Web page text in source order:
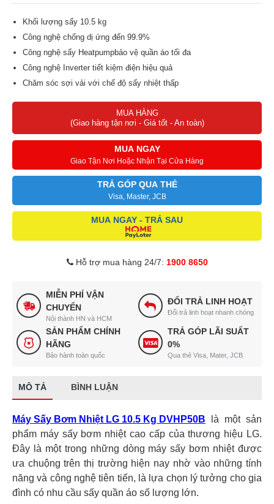
Khối lượng sấy 10.5 kg
Công nghệ chống dị ứng đến 99.9%
Công nghệ sấy Heatpumpbảo vệ quần áo tối đa
Công nghệ Inverter tiết kiệm điện hiệu quả
Chăm sóc sợi vải với chế độ sấy nhiệt thấp
Bộ lọc xơ vải 2 lớp làm sạch gấp đôi
14 chương trình sấy cùng nhiều tính năng thông minh hiện đại
Smart ThinQ™ điều khiển từ xa
MUA HÀNG
(Giao hàng tận nơi - Giá tốt - An toàn)
MUA NGAY
Giao Tận Nơi Hoặc Nhận Tại Cửa Hàng
TRẢ GÓP QUA THẺ
Visa, Master, JCB
MUA NGAY - TRẢ SAU
Hỗ trợ mua hàng 24/7: 1900 8650
MIỄN PHÍ VẬN
CHUYỂN
Nội thành HN và HCM
ĐỔI TRẢ LINH HOẠT
Đổi trả linh hoạt nhanh chóng
SẢN PHẨM CHÍNH
HÃNG
Bảo hành toàn quốc
TRẢ GÓP LÃI SUẤT
0%
Qua thẻ Visa, Mater, JCB
MÔ TẢ BÌNH LUẬN
Máy Sấy Bơm Nhiệt LG 10.5 Kg DVHP50B là một sản
phẩm máy sấy bơm nhiệt cao cấp của thương hiệu LG.
Đây là một trong những dòng máy sấy bơm nhiệt được
ưa chuộng trên thị trường hiện nay nhờ vào những tính
năng và công nghệ tiên tiến, là lựa chọn lý tưởng cho gia
đình có nhu cầu sấy quần áo số lượng lớn.